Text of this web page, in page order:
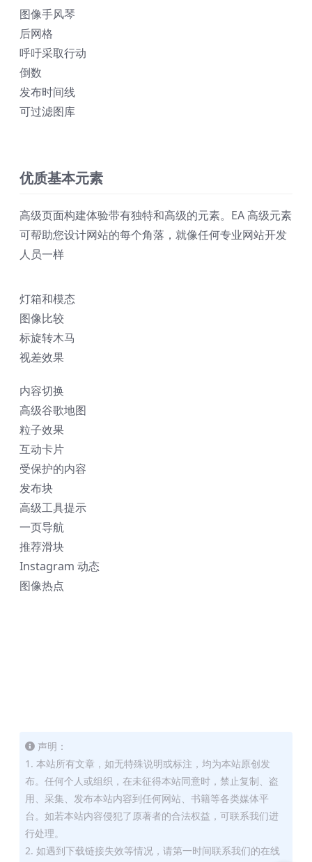
图像手风琴
后网格
呼吁采取行动
倒数
发布时间线
可过滤图库
优质基本元素
高级页面构建体验带有独特和高级的元素。EA 高级元素
可帮助您设计网站的每个角落，就像任何专业网站开发
人员一样
灯箱和模态
图像比较
标旋转木马
视差效果
内容切换
高级谷歌地图
粒子效果
互动卡片
受保护的内容
发布块
高级工具提示
一页导航
推荐滑块
Instagram 动态
图像热点
声明：
1. 本站所有文章，如无特殊说明或标注，均为本站原创发
布。任何个人或组织，在未征得本站同意时，禁止复制、盗
用、采集、发布本站内容到任何网站、书籍等各类媒体平
台。如若本站内容侵犯了原著者的合法权益，可联系我们进
行处理。
2. 如遇到下载链接失效等情况，请第一时间联系我们的在线